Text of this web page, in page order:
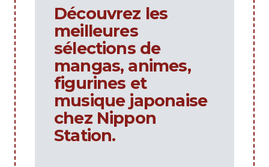
Découvrez les
meilleures
sélections de
mangas, animes,
figurines et
musique japonaise
chez Nippon
Station.